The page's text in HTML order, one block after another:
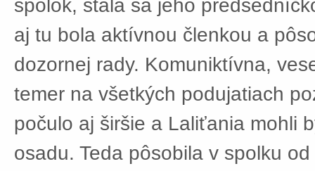
spolok, stala sa jeho
aj tu bola aktívnou členkou a
dozornej rady. Komuniktívna,
temer na všetkých podujatiach
počulo aj širšie a Laliťania mohli
osadu. Teda pôsobila v spolku